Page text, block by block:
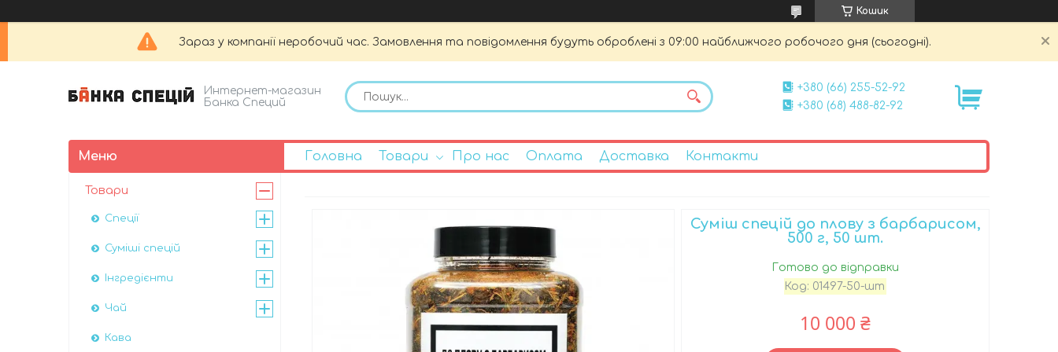
Кошик
Зараз у компанії неробочий час. Замовлення та повідомлення будуть оброблені з 09:00 найближчого робочого дня (сьогодні).
Интернет-магазин
Банка Специй
+380 (66) 255-52-92
+380 (68) 488-82-92
Головна Товари Про нас Оплата Доставка Контакти
Суміш спецій до плову з барбарисом,
500 г, 50 шт.
Готово до відправки
Код: 01497-50-шт
10 000 ₴
Товари
Спеції
Суміші спецій
Інгредієнти
Чай
Кава